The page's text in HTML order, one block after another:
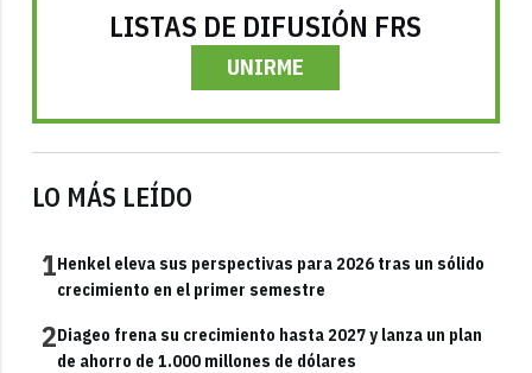
LISTAS DE DIFUSIÓN FRS
UNIRME
LO MÁS LEÍDO
1Henkel eleva sus perspectivas para 2026 tras un sólido
crecimiento en el primer semestre
2Diageo frena su crecimiento hasta 2027 y lanza un plan
de ahorro de 1.000 millones de dólares